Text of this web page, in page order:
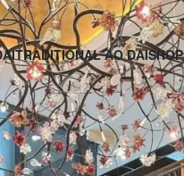
TRADITIONAL AO DAISHOP